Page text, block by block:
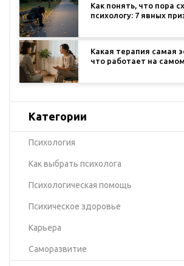
Как понять, что пора
психологу: 7 явных
Какая терапия самая
что работает на
Категории
Психология
Как выбрать психолога
Психологическая помощь
Психическое здоровье
Карьера
Саморазвитие